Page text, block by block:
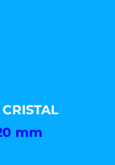
mm